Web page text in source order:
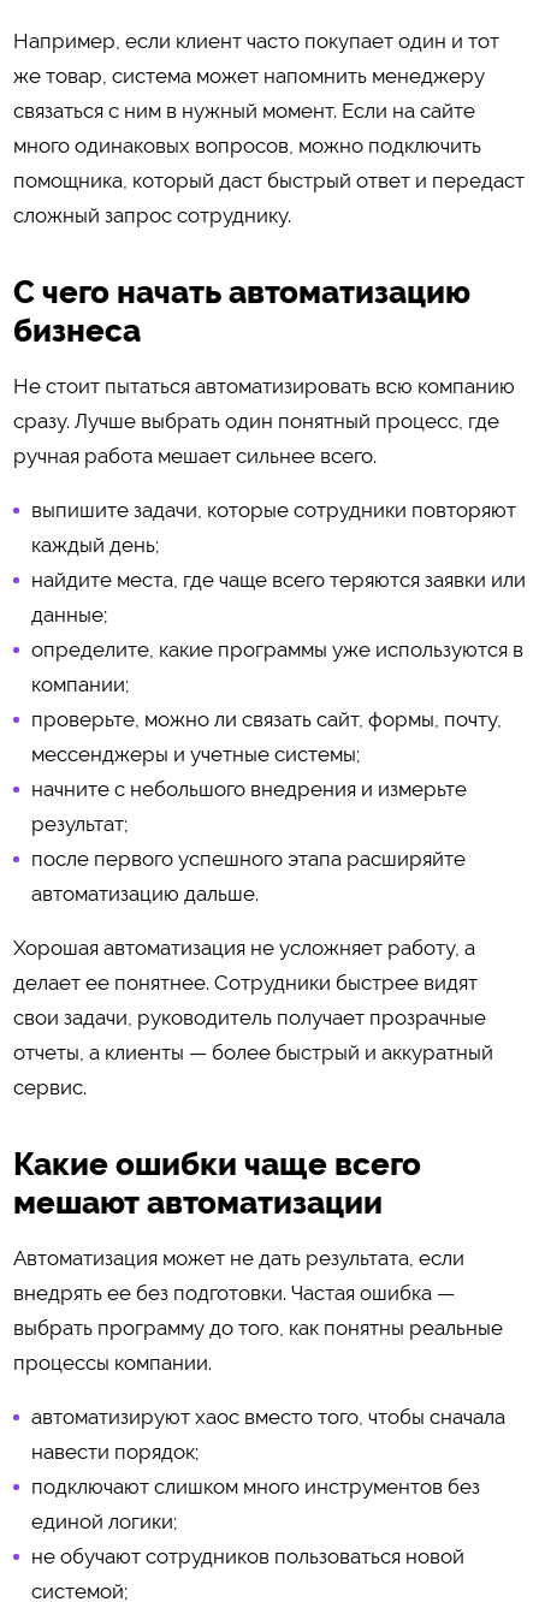
Например, если клиент часто покупает один и тот
же товар, система может напомнить менеджеру
связаться с ним в нужный момент. Если на сайте
много одинаковых вопросов, можно подключить
помощника, который даст быстрый ответ и передаст
сложный запрос сотруднику.
С чего начать автоматизацию
бизнеса
Не стоит пытаться автоматизировать всю компанию
сразу. Лучше выбрать один понятный процесс, где
ручная работа мешает сильнее всего.
выпишите задачи, которые сотрудники повторяют
каждый день;
найдите места, где чаще всего теряются заявки или
данные;
определите, какие программы уже используются в
компании;
проверьте, можно ли связать сайт, формы, почту,
мессенджеры и учетные системы;
начните с небольшого внедрения и измерьте
результат;
после первого успешного этапа расширяйте
автоматизацию дальше.
Хорошая автоматизация не усложняет работу, а
делает ее понятнее. Сотрудники быстрее видят
свои задачи, руководитель получает прозрачные
отчеты, а клиенты — более быстрый и аккуратный
сервис.
Какие ошибки чаще всего
мешают автоматизации
Автоматизация может не дать результата, если
внедрять ее без подготовки. Частая ошибка —
выбрать программу до того, как понятны реальные
процессы компании.
автоматизируют хаос вместо того, чтобы сначала
навести порядок;
подключают слишком много инструментов без
единой логики;
не обучают сотрудников пользоваться новой
системой;